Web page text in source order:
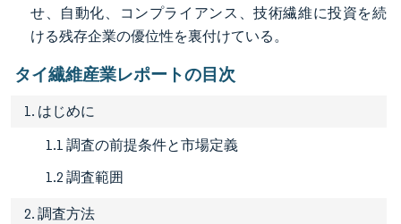
せ、自動化、コンプライアンス、技術繊維に投資を続
ける残存企業の優位性を裏付けている。
タイ繊維産業レポートの目次
1. はじめに
1.1 調査の前提条件と市場定義
1.2 調査範囲
2. 調査方法